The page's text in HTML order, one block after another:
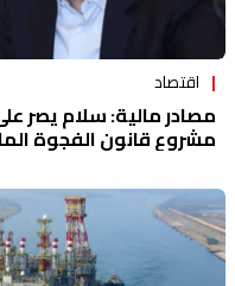
اقتصاد
مصادر مالية: سلام يصر
مشروع قانون الفجوة المالية